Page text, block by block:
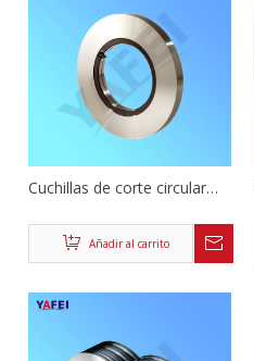
Cuchillas de corte circular
procesamiento de metales
Añadir al carrito